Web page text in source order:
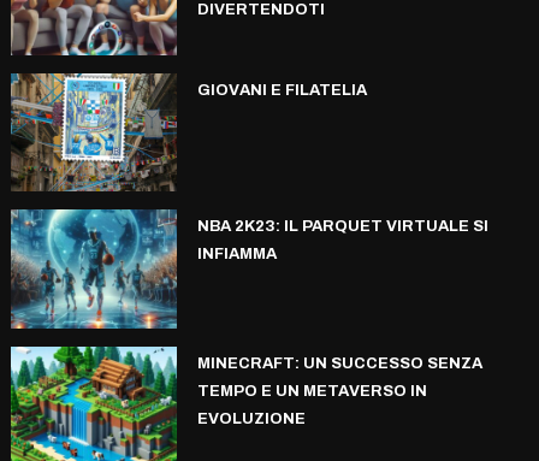
DIVERTENDOTI
GIOVANI E FILATELIA
NBA 2K23: IL PARQUET VIRTUALE SI
INFIAMMA
MINECRAFT: UN SUCCESSO SENZA
TEMPO E UN METAVERSO IN
EVOLUZIONE